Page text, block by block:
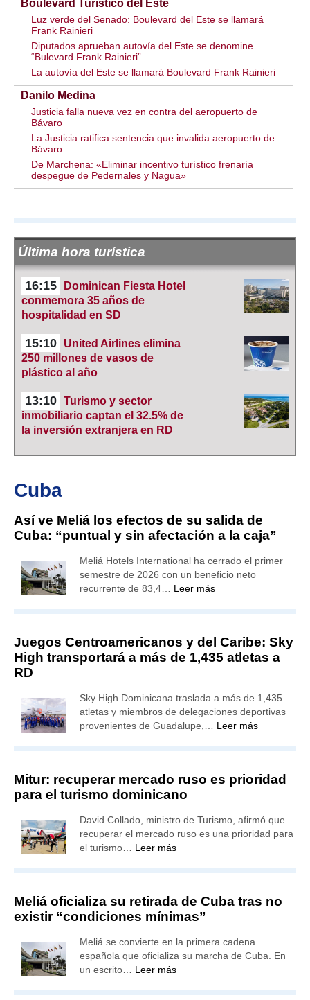
Boulevard Turístico del Este
Luz verde del Senado: Boulevard del Este se llamará
Frank Rainieri
Diputados aprueban autovía del Este se denomine
“Bulevard Frank Rainieri”
La autovía del Este se llamará Boulevard Frank Rainieri
Danilo Medina
Justicia falla nueva vez en contra del aeropuerto de
Bávaro
La Justicia ratifica sentencia que invalida aeropuerto de
Bávaro
De Marchena: «Eliminar incentivo turístico frenaría
despegue de Pedernales y Nagua»
Última hora turística
16:15
Dominican Fiesta Hotel
conmemora 35 años de
hospitalidad en SD
15:10
United Airlines elimina
250 millones de vasos de
plástico al año
13:10 Turismo y sector
inmobiliario captan el 32.5% de
la inversión extranjera en RD
Cuba
Así ve Meliá los efectos de su salida de
Cuba: “puntual y sin afectación a la caja”
Meliá Hotels International ha cerrado el primer
semestre de 2026 con un beneficio neto
recurrente de 83,4… Leer más
Juegos Centroamericanos y del Caribe: Sky
High transportará a más de 1,435 atletas a
RD
Sky High Dominicana traslada a más de 1,435
atletas y miembros de delegaciones deportivas
provenientes de Guadalupe,… Leer más
Mitur: recuperar mercado ruso es prioridad
para el turismo dominicano
David Collado, ministro de Turismo, afirmó que
recuperar el mercado ruso es una prioridad para
el turismo… Leer más
Meliá oficializa su retirada de Cuba tras no
existir “condiciones mínimas”
Meliá se convierte en la primera cadena
española que oficializa su marcha de Cuba. En
un escrito… Leer más